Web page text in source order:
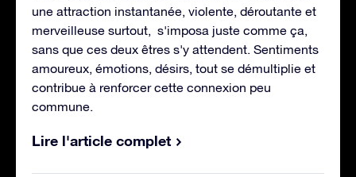
une attraction instantanée, violente, déroutante et
merveilleuse surtout, s'imposa juste comme ça,
sans que ces deux êtres s'y attendent. Sentiments
amoureux, émotions, désirs, tout se démultiplie et
contribue à renforcer cette connexion peu
commune.
Lire l'article complet